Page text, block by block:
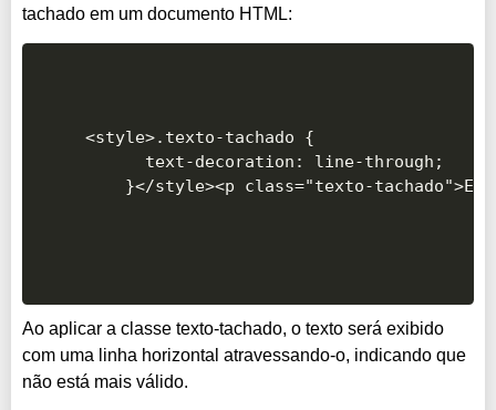
tachado em um documento HTML:
<style>.texto-tachado {
      text-decoration: line-through;
Ao aplicar a classe texto-tachado, o texto será exibido
com uma linha horizontal atravessando-o, indicando que
não está mais válido.